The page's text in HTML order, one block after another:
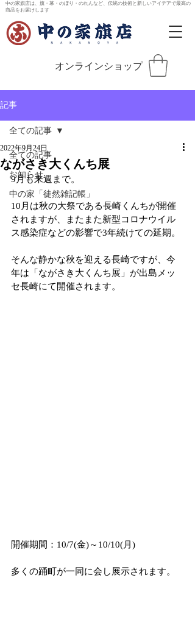
中の家旗店は、旗・幕・のぼり・のれんなど、伝統の技術と新しいアイデアで最高の
商品をお届けします
オンラインショップ
記事
全ての記事
お知らせ
中の家「徒然雑記帳」
全ての記事
ながさき大くんち展
2022年9月24日
9月も来週まで。
10月は秋の大祭である長崎くんちが開催
されますが、またまた新型コロナウイル
ス感染症などの影響で3年続けての延期。
そんな静かな秋を迎える長崎ですが、今
年は「ながさき大くんち展」が出島メッ
セ長崎にて開催されます。
開催期間：10/7(金)～10/10(月)
多くの踊町が一同に会し展示されます。